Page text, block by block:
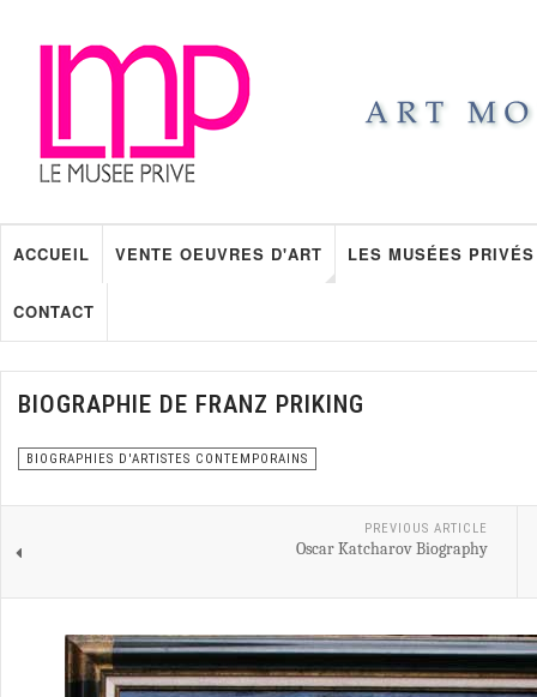
ACCUEIL VENTE OEUVRES D'ART LES MUSÉES PRIVÉS
CONTACT
BIOGRAPHIE DE FRANZ PRIKING
BIOGRAPHIES D'ARTISTES CONTEMPORAINS
PREVIOUS ARTICLE
Oscar Katcharov Biography